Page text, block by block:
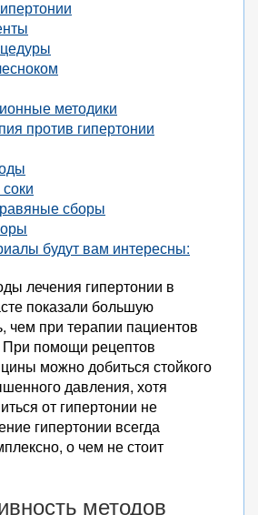
методики
против гипертонии
сборы
будут вам интересны:
лечения гипертонии в
показали большую
чем при терапии пациентов
помощи рецептов
можно добиться стойкого
давления, хотя
от гипертонии не
гипертонии всегда
о чем не стоит
методов